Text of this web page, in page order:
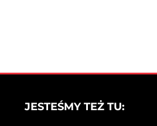
JESTEŚMY TEŻ TU: